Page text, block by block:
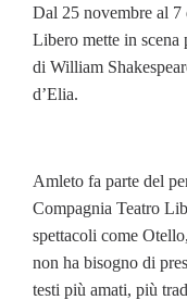
Dal 25 novembre al 7
Libero mette in
di William
d’Elia.
Amleto fa parte del
Compagnia Teatro
spettacoli come
non ha bisogno di
testi più amati, più